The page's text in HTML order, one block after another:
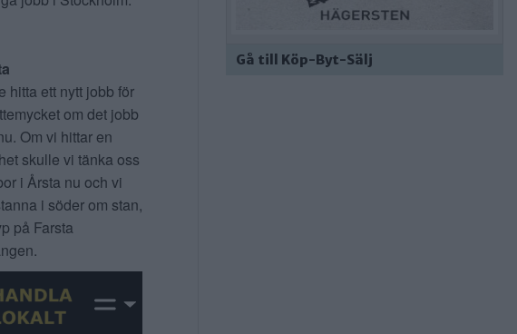
hitta ett nytt jobb för
om det jobb
Om vi hittar en
skulle vi tänka oss
i Årsta nu och vi
i söder om stan,
på Farsta
Gå till Köp-Byt-Sälj